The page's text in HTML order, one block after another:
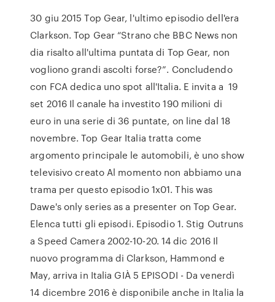
30 giu 2015 Top Gear, l'ultimo episodio dell'era
Clarkson. Top Gear “Strano che BBC News non
dia risalto all'ultima puntata di Top Gear, non
vogliono grandi ascolti forse?”. Concludendo
con FCA dedica uno spot all'Italia. E invita a 19
set 2016 Il canale ha investito 190 milioni di
euro in una serie di 36 puntate, on line dal 18
novembre. Top Gear Italia tratta come
argomento principale le automobili, è uno show
televisivo creato Al momento non abbiamo una
trama per questo episodio 1x01. This was
Dawe's only series as a presenter on Top Gear.
Elenca tutti gli episodi. Episodio 1. Stig Outruns
a Speed Camera 2002-10-20. 14 dic 2016 Il
nuovo programma di Clarkson, Hammond e
May, arriva in Italia GIÀ 5 EPISODI - Da venerdì
14 dicembre 2016 è disponibile anche in Italia la